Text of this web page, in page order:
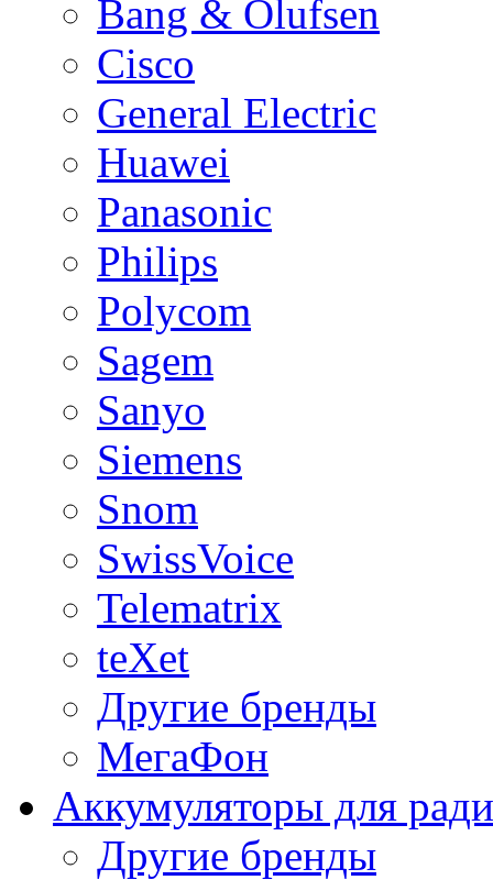
Bang & Olufsen
Cisco
General Electric
Huawei
Panasonic
Philips
Polycom
Sagem
Sanyo
Siemens
Snom
SwissVoice
Telematrix
teXet
Другие бренды
МегаФон
Аккумуляторы для
Другие бренды